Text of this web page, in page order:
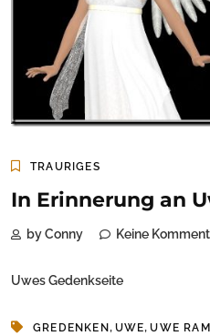
TRAURIGES
In Erinnerung an
by Conny Keine
Uwes Gedenkseite
GREDENKEN , UWE,UWE